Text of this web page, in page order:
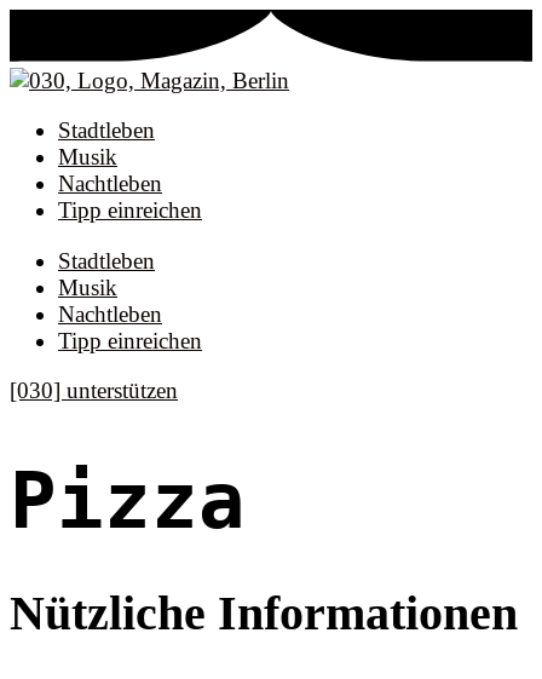
Stadtleben
Musik
Nachtleben
Tipp einreichen
Stadtleben
Musik
Nachtleben
Tipp einreichen
[030] unterstützen
Pizza
Nützliche Informationen